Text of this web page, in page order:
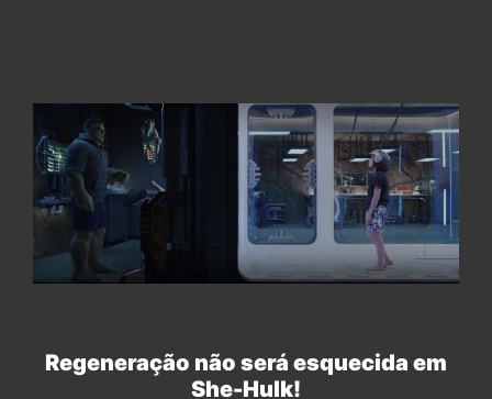
Regeneração não será esquecida em
She-Hulk!